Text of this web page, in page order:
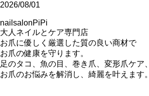
2026/08/01
nailsalonPiPi
大人ネイルとケア専門店
お爪に優しく厳選した質の良い商材で
お爪の健康を守ります。
足のタコ、魚の目、巻き爪、変形爪ケア、
お爪のお悩みを解消し、綺麗を叶えます。